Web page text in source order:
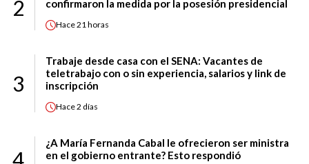
2
confirmaron la medida por la posesión presidencial
Hace21 horas
3
Trabaje desde casa con el SENA: Vacantes de
teletrabajo con o sin experiencia, salarios y link de
inscripción
Hace2 días
4
¿A María Fernanda Cabal le ofrecieron ser ministra
en el gobierno entrante? Esto respondió